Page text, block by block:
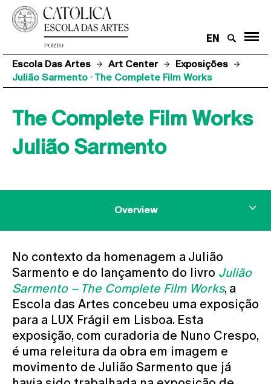
EN
Escola Das Artes Art Center
Exposições
Julião Sarmento · The Complete Film Works
The Complete Film Works
Julião Sarmento
Overview
No contexto da homenagem a Julião
Sarmento e do lançamento do livro Julião
Sarmento – The Complete Film Works, a
Escola das Artes concebeu uma exposição
para a LUX Frágil em Lisboa. Esta
exposição, com curadoria de Nuno Crespo,
é uma releitura da obra em imagem e
movimento de Julião Sarmento que já